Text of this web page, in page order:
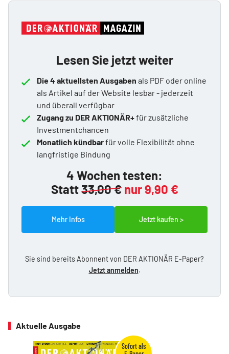
Lesen Sie jetzt weiter
Die 4 aktuellsten Ausgaben als PDF oder online
als Artikel auf der Website lesbar - jederzeit
und überall verfügbar
Zugang zu DER AKTIONÄR+für zusätzliche
Investmentchancen
Monatlich kündbarfür volle Flexibilität ohne
langfristige Bindung
4 Wochen testen:
Statt33,00 € nur 9,90 €
Mehr Infos Jetzt kaufen >
Sie sind bereits Abonnent von DER AKTIONÄR E-Paper?
Jetzt anmelden.
Aktuelle Ausgabe